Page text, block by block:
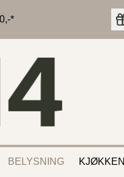
*
BELYSNING KJØKKEN